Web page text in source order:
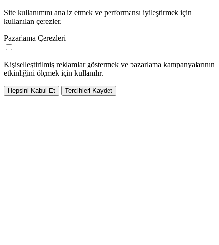
Site kullanımını analiz etmek ve performansı iyileştirmek için
kullanılan çerezler.
Pazarlama Çerezleri
Kişiselleştirilmiş reklamlar göstermek ve pazarlama kampanyalarının
etkinliğini ölçmek için kullanılır.
Hepsini Kabul Et Tercihleri Kaydet